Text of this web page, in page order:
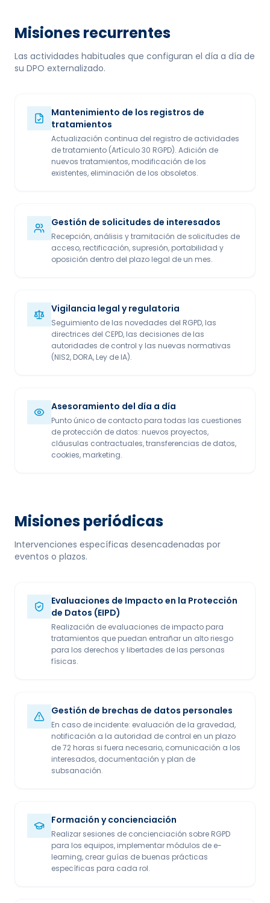
Misiones recurrentes
Las actividades habituales que configuran el día a día de
su DPO externalizado.
Mantenimiento de los registros de
tratamientos
Actualización continua del registro de actividades
de tratamiento (Artículo 30 RGPD). Adición de
nuevos tratamientos, modificación de los
existentes, eliminación de los obsoletos.
Gestión de solicitudes de interesados
Recepción, análisis y tramitación de solicitudes de
acceso, rectificación, supresión, portabilidad y
oposición dentro del plazo legal de un mes.
Vigilancia legal y regulatoria
Seguimiento de las novedades del RGPD, las
directrices del CEPD, las decisiones de las
autoridades de control y las nuevas normativas
(NIS2, DORA, Ley de IA).
Asesoramiento del día a día
Punto único de contacto para todas las cuestiones
de protección de datos: nuevos proyectos,
cláusulas contractuales, transferencias de datos,
cookies, marketing.
Misiones periódicas
Intervenciones específicas desencadenadas por
eventos o plazos.
Evaluaciones de Impacto en la Protección
de Datos (EIPD)
Realización de evaluaciones de impacto para
tratamientos que puedan entrañar un alto riesgo
para los derechos y libertades de las personas
físicas.
Gestión de brechas de datos personales
En caso de incidente: evaluación de la gravedad,
notificación a la autoridad de control en un plazo
de 72 horas si fuera necesario, comunicación a los
interesados, documentación y plan de
subsanación.
Formación y concienciación
Realizar sesiones de concienciación sobre RGPD
para los equipos, implementar módulos de e-
learning, crear guías de buenas prácticas
específicas para cada rol.